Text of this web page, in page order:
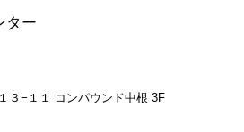
ター
３−１１ コンパウンド中根 3F